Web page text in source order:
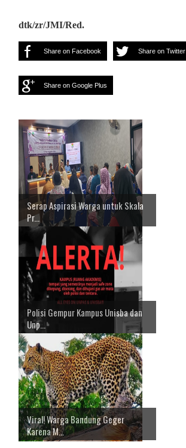
dtk/zr/JMI/Red.
Share on Facebook Share on Twitter
Share on Google Plus
Serap Aspirasi Warga untuk Skala
Pr...
Polisi Gempur Kampus Unisba dan
Unp...
Viral! Warga Bandung Geger
Karena M...